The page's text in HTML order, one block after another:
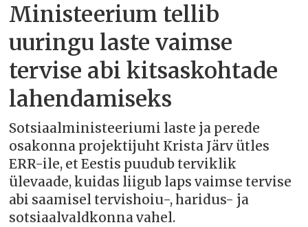
Ministeerium tellib
uuringu laste vaimse
tervise abi kitsaskohtade
lahendamiseks
Sotsiaalministeeriumi laste ja perede
osakonna projektijuht Krista Järv ütles
ERR-ile, et Eestis puudub terviklik
ülevaade, kuidas liigub laps vaimse tervise
abi saamisel tervishoiu-, haridus- ja
sotsiaalvaldkonna vahel.